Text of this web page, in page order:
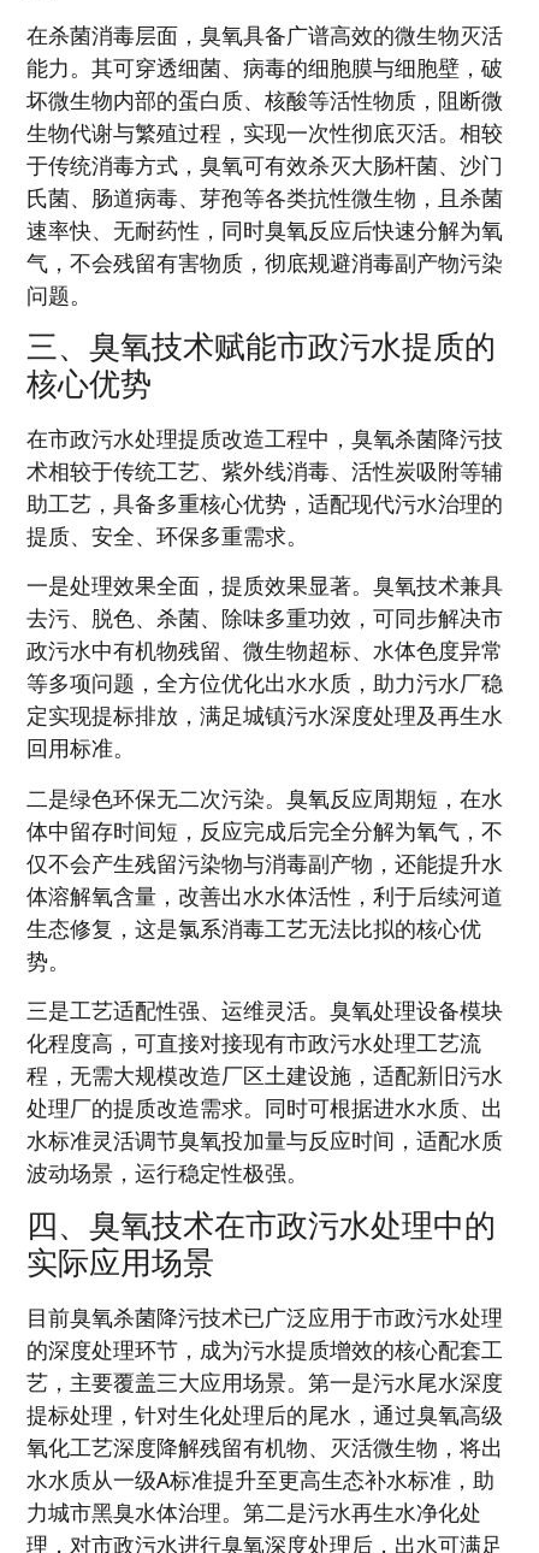
在杀菌消毒层面，臭氧具备广谱高效的微生物灭活
能力。其可穿透细菌、病毒的细胞膜与细胞壁，破
坏微生物内部的蛋白质、核酸等活性物质，阻断微
生物代谢与繁殖过程，实现一次性彻底灭活。相较
于传统消毒方式，臭氧可有效杀灭大肠杆菌、沙门
氏菌、肠道病毒、芽孢等各类抗性微生物，且杀菌
速率快、无耐药性，同时臭氧反应后快速分解为氧
气，不会残留有害物质，彻底规避消毒副产物污染
问题。
三、臭氧技术赋能市政污水提质的
核心优势
在市政污水处理提质改造工程中，臭氧杀菌降污技
术相较于传统工艺、紫外线消毒、活性炭吸附等辅
助工艺，具备多重核心优势，适配现代污水治理的
提质、安全、环保多重需求。
一是处理效果全面，提质效果显著。臭氧技术兼具
去污、脱色、杀菌、除味多重功效，可同步解决市
政污水中有机物残留、微生物超标、水体色度异常
等多项问题，全方位优化出水水质，助力污水厂稳
定实现提标排放，满足城镇污水深度处理及再生水
回用标准。
二是绿色环保无二次污染。臭氧反应周期短，在水
体中留存时间短，反应完成后完全分解为氧气，不
仅不会产生残留污染物与消毒副产物，还能提升水
体溶解氧含量，改善出水水体活性，利于后续河道
生态修复，这是氯系消毒工艺无法比拟的核心优
势。
三是工艺适配性强、运维灵活。臭氧处理设备模块
化程度高，可直接对接现有市政污水处理工艺流
程，无需大规模改造厂区土建设施，适配新旧污水
处理厂的提质改造需求。同时可根据进水水质、出
水标准灵活调节臭氧投加量与反应时间，适配水质
波动场景，运行稳定性极强。
四、臭氧技术在市政污水处理中的
实际应用场景
目前臭氧杀菌降污技术已广泛应用于市政污水处理
的深度处理环节，成为污水提质增效的核心配套工
艺，主要覆盖三大应用场景。第一是污水尾水深度
提标处理，针对生化处理后的尾水，通过臭氧高级
氧化工艺深度降解残留有机物、灭活微生物，将出
水水质从一级A标准提升至更高生态补水标准，助
力城市黑臭水体治理。第二是污水再生水净化处
理，对市政污水进行臭氧深度处理后，出水可满足